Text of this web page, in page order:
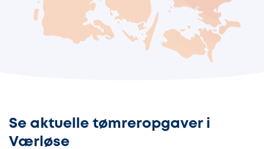
Se aktuelle tømreropgaver i
Værløse